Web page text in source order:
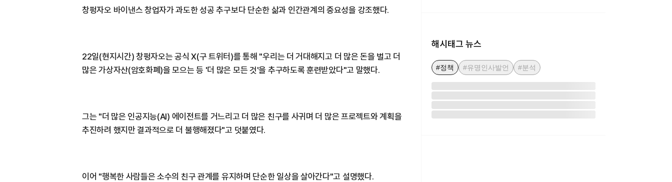
창펑자오 바이낸스 창업자가 과도한 성공 추구보다 단순한 삶과 인간관계의 중요성을 강조했다.
22일(현지시간) 창펑자오는 공식 X(구 트위터)를 통해 "우리는 더 거대해지고 더 많은 돈을 벌고 더
많은 가상자산(암호화폐)을 모으는 등 '더 많은 모든 것'을 추구하도록 훈련받았다"고 말했다.
그는 "더 많은 인공지능(AI) 에이전트를 거느리고 더 많은 친구를 사귀며 더 많은 프로젝트와 계획을
추진하려 했지만 결과적으로 더 불행해졌다"고 덧붙였다.
이어 "행복한 사람들은 소수의 친구 관계를 유지하며 단순한 일상을 살아간다"고 설명했다.
해시태그 뉴스
#정책 #유명인사발언 #분석